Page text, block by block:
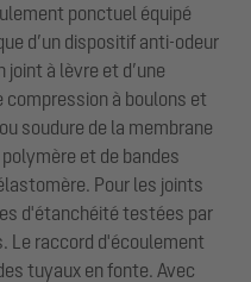
ponctuel équipé
d’un dispositif anti-odeur
joint à lèvre et d’une
compression à boulons et
soudure de la membrane
et de bandes
Pour les joints
d'étanchéité testées par
Le raccord d'écoulement
tuyaux en fonte. Avec